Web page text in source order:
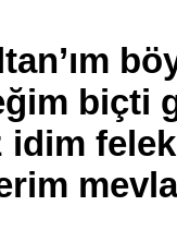
biçti
felek